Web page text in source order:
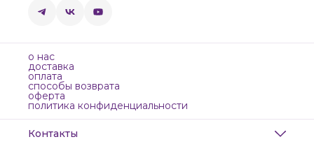
о нас
доставка
оплата
способы возврата
оферта
политика конфиденциальности
Контакты